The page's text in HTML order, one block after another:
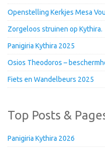
Openstelling Kerkjes Mesa
Zorgeloos struinen op Kythira.
Panigiria Kythira 2025
Osios Theodoros –
Fiets en Wandelbeurs 2025
Top Posts &
Panigiria Kythira 2026